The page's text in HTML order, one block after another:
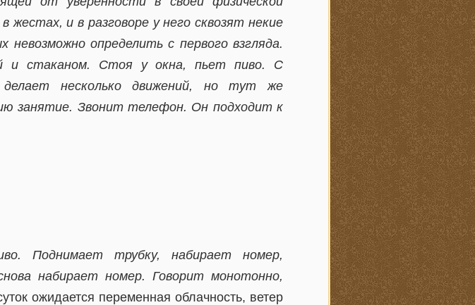
и в разговоре у него сквозят некие
невозможно определить с первого взгляда.
и стаканом. Стоя у окна, пьет пиво. С
делает несколько движений, но тут же
занятие. Звонит телефон. Он подходит к
Поднимает трубку, набирает номер,
набирает номер. Говорит монотонно,
ожидается переменная облачность, ветер